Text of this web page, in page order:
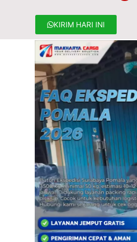
KIRIM HARI INI